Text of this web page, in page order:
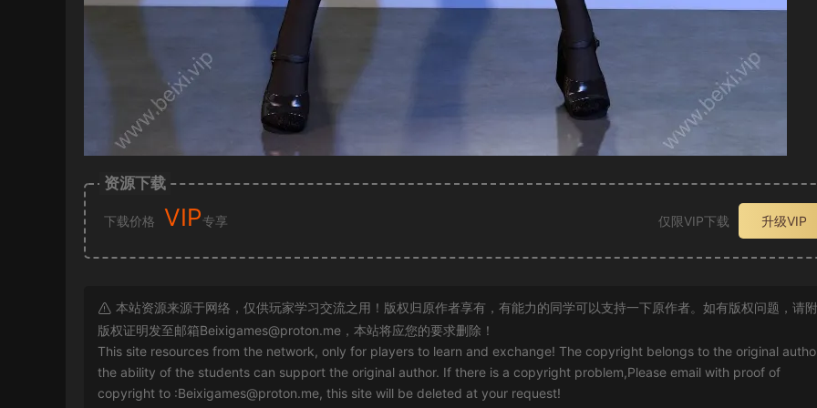
资源下载
下载价格 VIP专享 仅限VIP下载 升级VIP
本站资源来源于网络，仅供玩家学习交流之用！版权归原作者享有，有能力的同学可以支持一下原作者。如有版权问题，请
版权证明发至邮箱Beixigames@proton.me ，本站将应您的要求删除！
This site resources from the network, only for players to learn and exchange! The copyright belongs to the original
the ability of the students can support the original author. If there is a copyright problem,Please email with proof of
copyright to :Beixigames@proton.me, this site will be deleted at your request!